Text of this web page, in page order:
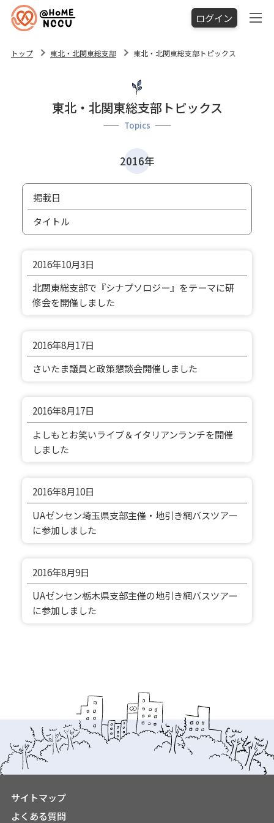
ログイン
トップ 東北・北関東総支部 東北・北関東総支部トピックス
東北・北関東総支部トピックス
Topics
2016年
掲載日
タイトル
2016年10月3日
北関東総支部で『シナプソロジー』をテーマに研
修会を開催しました
2016年8月17日
さいたま議員と政策懇談会開催しました
2016年8月17日
よしもとお笑いライブ＆イタリアンランチを開催
しました
2016年8月10日
UAゼンセン埼玉県支部主催・地引き網バスツアー
に参加しました
2016年8月9日
UAゼンセン栃木県支部主催の地引き網バスツアー
に参加しました
サイトマップ
よくある質問